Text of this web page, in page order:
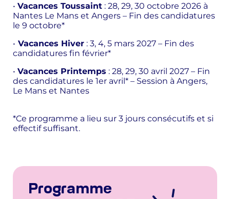
• Vacances Toussaint : 28, 29, 30 octobre 2026 à
Nantes Le Mans et Angers – Fin des candidatures
le 9 octobre*
• Vacances Hiver : 3, 4, 5 mars 2027 – Fin des
candidatures fin février*
• Vacances Printemps : 28, 29, 30 avril 2027 – Fin
des candidatures le 1er avril* – Session à Angers,
Le Mans et Nantes
*Ce programme a lieu sur 3 jours consécutifs et si
effectif suffisant.
Programme